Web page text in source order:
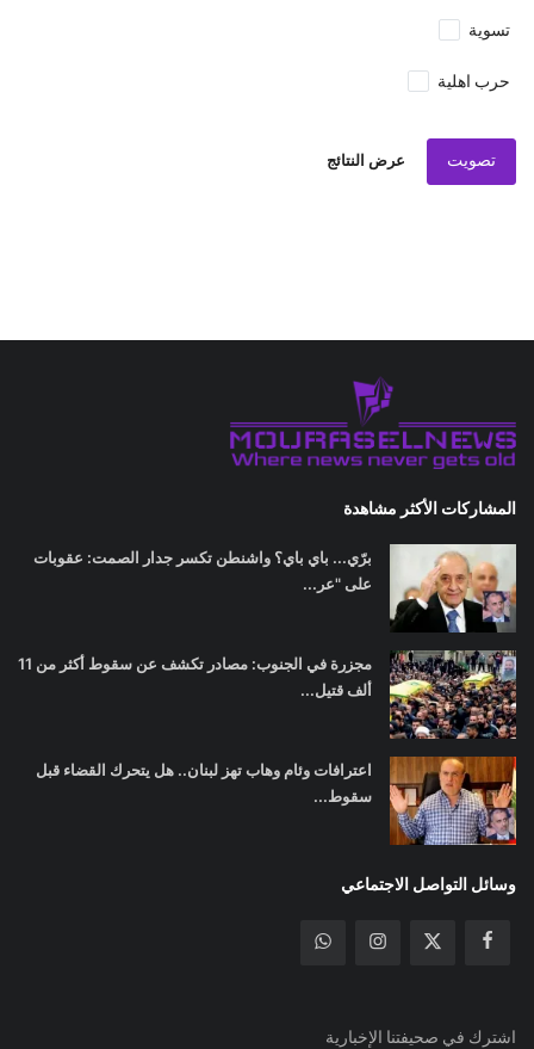
تسوية
حرب اهلية
تصويت عرض النتائج
المشاركات الأكثر مشاهدة
برّي... باي باي؟ واشنطن تكسر جدار الصمت: عقوبات
على "عر...
مجزرة في الجنوب: مصادر تكشف عن سقوط أكثر من 11
ألف قتيل...
اعترافات وئام وهاب تهز لبنان.. هل يتحرك القضاء قبل
سقوط...
وسائل التواصل الاجتماعي
اشترك في صحيفتنا الإخبارية